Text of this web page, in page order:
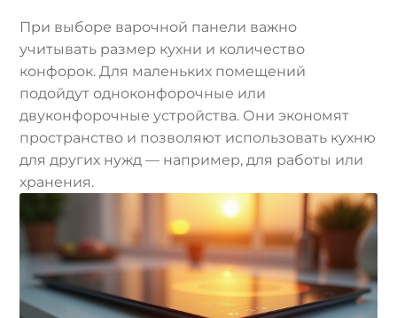
При выборе варочной панели важно
учитывать размер кухни и количество
конфорок. Для маленьких помещений
подойдут одноконфорочные или
двуконфорочные устройства. Они экономят
пространство и позволяют использовать кухню
для других нужд — например, для работы или
хранения.